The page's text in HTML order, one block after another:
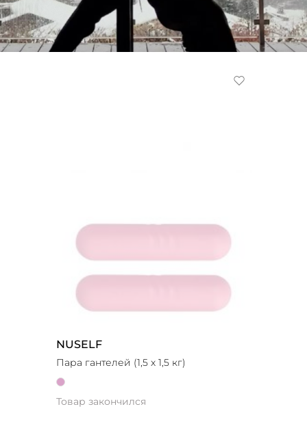
NUSELF
Пара гантелей (1,5 x 1,5 кг)
Товар закончился